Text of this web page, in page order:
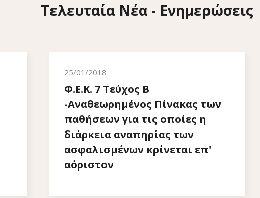
Τελευταία Νέα - Ενημερώσεις
25/01/2018
Φ.Ε.Κ. 7 Τεύχος Β
-Αναθεωρημένος Πίνακας των
παθήσεων για τις οποίες η
διάρκεια αναπηρίας των
ασφαλισμένων κρίνεται επ'
αόριστον